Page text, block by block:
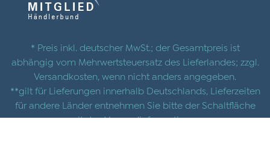
* Preis inkl. deutscher MwSt.; der Gesamtpreis ist
abhängig vom Mehrwertsteuersatz des Lieferlandes; zzgl.
Versandkosten , wenn nicht anders angegeben.
**gilt für Lieferungen innerhalb Deutschlands, Lieferzeiten
für andere Länder entnehmen Sie bitte der Schaltfläche
mit denVersandinformationen